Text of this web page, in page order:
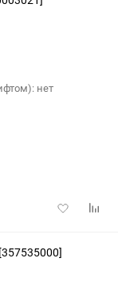
нет
Добавить